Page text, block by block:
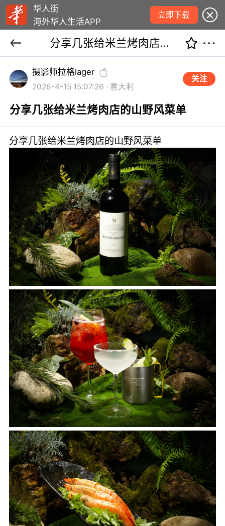
华人街
海外华人生活APP
立即下载
分享几张给米兰烤肉店的山野风菜单
摄影师拉格lager
2026-4-15 15:07:26 · 意大利
关注
分享几张给米兰烤肉店的山野风菜单
分享几张给米兰烤肉店的山野风菜单